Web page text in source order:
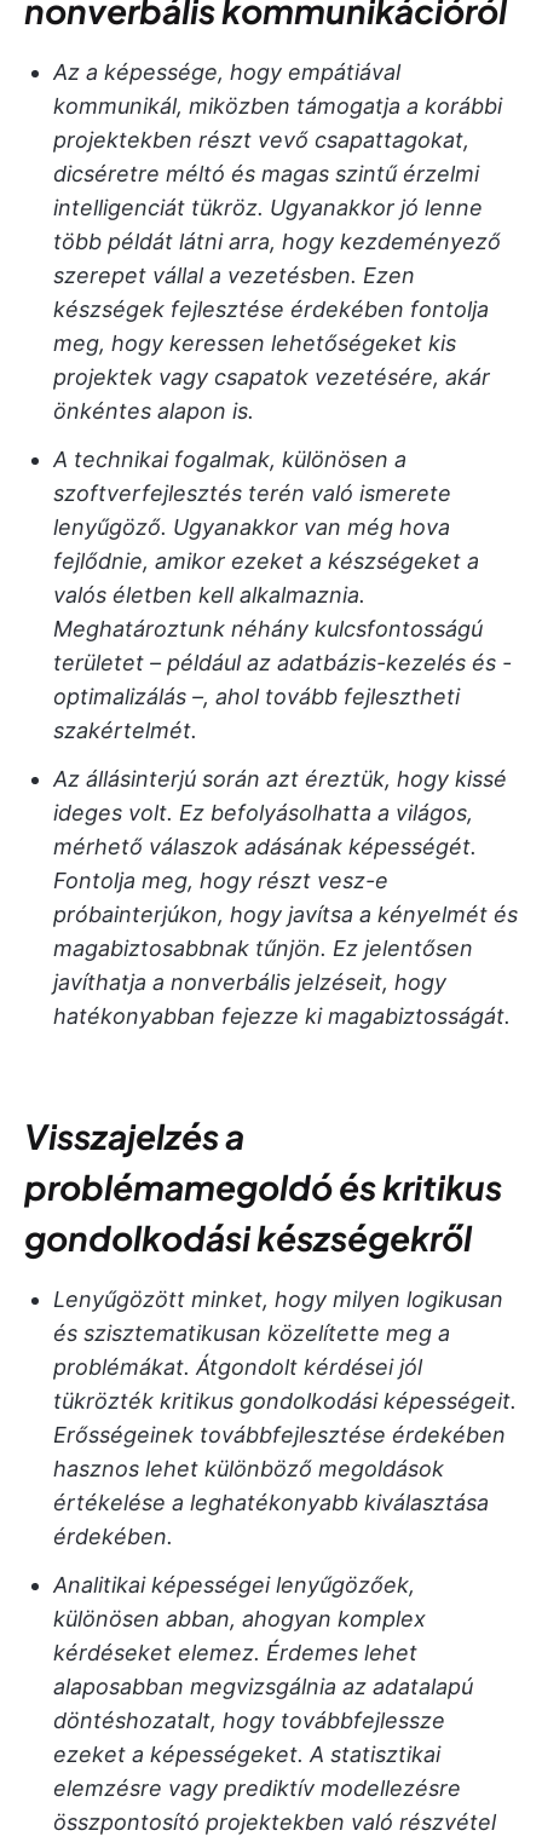
nonverbális kommunikációról
Az a képessége, hogy empátiával
kommunikál, miközben támogatja a korábbi
projektekben részt vevő csapattagokat,
dicséretre méltó és magas szintű érzelmi
intelligenciát tükröz. Ugyanakkor jó lenne
több példát látni arra, hogy kezdeményező
szerepet vállal a vezetésben. Ezen
készségek fejlesztése érdekében fontolja
meg, hogy keressen lehetőségeket kis
projektek vagy csapatok vezetésére, akár
önkéntes alapon is.
A technikai fogalmak, különösen a
szoftverfejlesztés terén való ismerete
lenyűgöző. Ugyanakkor van még hova
fejlődnie, amikor ezeket a készségeket a
valós életben kell alkalmaznia.
Meghatároztunk néhány kulcsfontosságú
területet – például az adatbázis-kezelés és -
optimalizálás –, ahol tovább fejlesztheti
szakértelmét.
Az állásinterjú során azt éreztük, hogy kissé
ideges volt. Ez befolyásolhatta a világos,
mérhető válaszok adásának képességét.
Fontolja meg, hogy részt vesz-e
próbainterjúkon, hogy javítsa a kényelmét és
magabiztosabbnak tűnjön. Ez jelentősen
javíthatja a nonverbális jelzéseit, hogy
hatékonyabban fejezze ki magabiztosságát.
Visszajelzés a
problémamegoldó és kritikus
gondolkodási készségekről
Lenyűgözött minket, hogy milyen logikusan
és szisztematikusan közelítette meg a
problémákat. Átgondolt kérdései jól
tükrözték kritikus gondolkodási képességeit.
Erősségeinek továbbfejlesztése érdekében
hasznos lehet különböző megoldások
értékelése a leghatékonyabb kiválasztása
érdekében.
Analitikai képességei lenyűgözőek,
különösen abban, ahogyan komplex
kérdéseket elemez. Érdemes lehet
alaposabban megvizsgálnia az adatalapú
döntéshozatalt, hogy továbbfejlessze
ezeket a képességeket. A statisztikai
elemzésre vagy prediktív modellezésre
összpontosító projektekben való részvétel